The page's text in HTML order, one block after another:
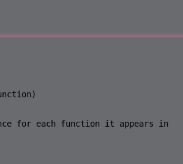
for each function it appears in